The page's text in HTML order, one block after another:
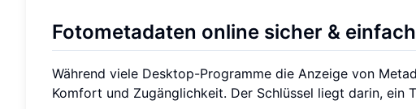
Fotometadaten online sicher &
Während viele Desktop-Programme die Anzeige von
Komfort und Zugänglichkeit. Der Schlüssel liegt darin, ein